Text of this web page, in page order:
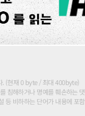
. (현재 0 byte / 최대 400byte)
침해하거나 명예를 훼손하는
등 비하하는 단어가 내용에 포